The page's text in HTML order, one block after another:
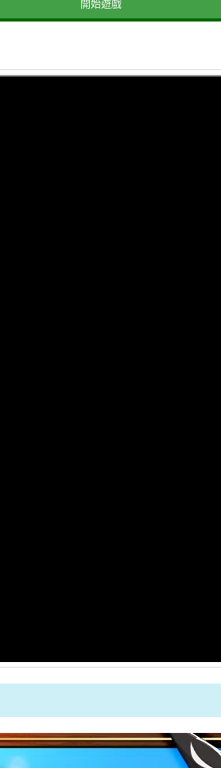
開始遊戲